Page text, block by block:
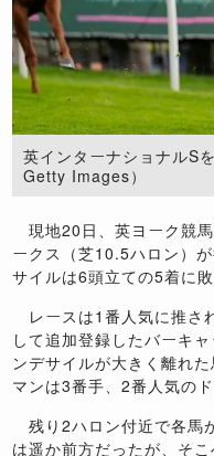
英インターナショナルS
Getty Images）
現地20 日、英ヨーク競
ークス（芝10.5ハロン）
サイルは6頭立ての5着に敗
レースは1番人気に推さ
して追加登録したバーキ
ンデサイルが大きく離れ
マンは3番手、2番人気の
残り2ハロン付近で各馬
は遥か前方だったが、そ